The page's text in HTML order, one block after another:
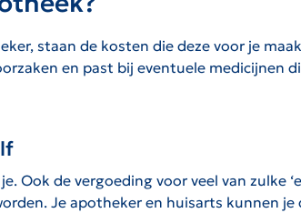
staan de kosten die deze voor je
en past bij eventuele medicijnen
Ook de vergoeding voor veel van zulke
Je apotheker en huisarts kunnen